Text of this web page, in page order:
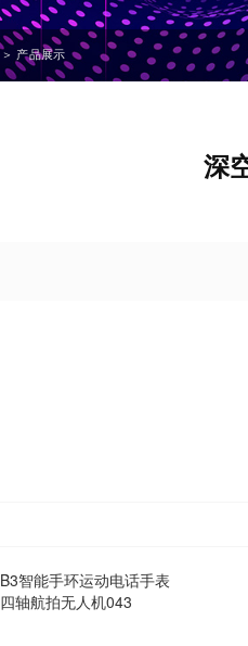
＞ 产品展示
深
B3智能手环运动电话手表
四轴航拍无人机043